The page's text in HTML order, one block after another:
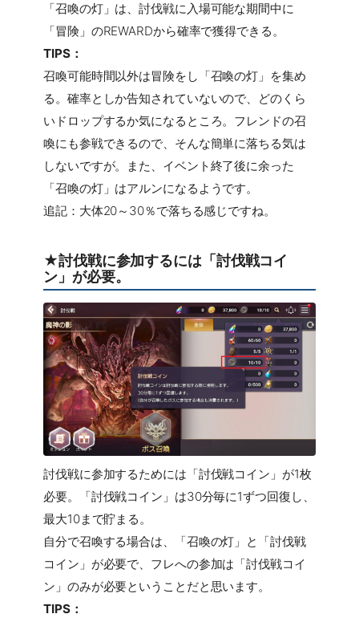
「召喚の灯」は、討伐戦に入場可能な期間中に
「冒険」のREWARDから確率で獲得できる。
TIPS：
召喚可能時間以外は冒険をし「召喚の灯」を集め
る。確率としか告知されていないので、どのくら
いドロップするか気になるところ。フレンドの召
喚にも参戦できるので、そんな簡単に落ちる気は
しないですが。また、イベント終了後に余った
「召喚の灯」はアルンになるようです。
追記：大体20～30％で落ちる感じですね。
★討伐戦に参加するには「討伐戦コイ
ン」が必要。
討伐戦に参加するためには「討伐戦コイン」が1枚
必要。「討伐戦コイン」は30分毎に1ずつ回復し、
最大10まで貯まる。
自分で召喚する場合は、「召喚の灯」と「討伐戦
コイン」が必要で、フレへの参加は「討伐戦コイ
ン」のみが必要ということだと思います。
TIPS：